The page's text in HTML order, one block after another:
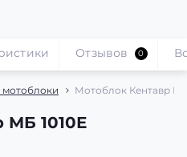
Мотоблок Кентавр
МБ 1010Е
Отзывов 0